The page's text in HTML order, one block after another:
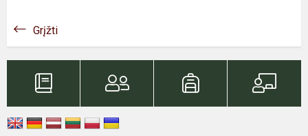
Grįžti